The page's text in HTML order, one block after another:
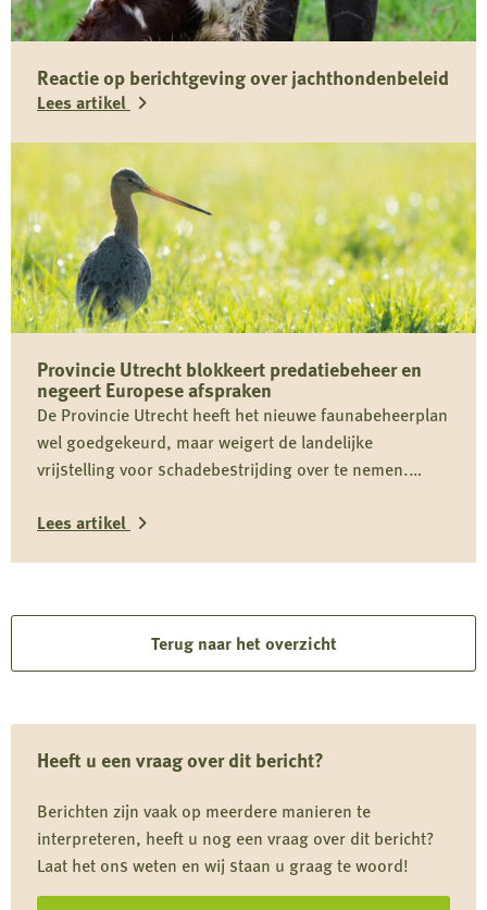
Heeft u een vraag over dit bericht?
Berichten zijn vaak op meerdere manieren te
interpreteren, heeft u nog een vraag over dit bericht?
Laat het ons weten en wij staan u graag te woord!
Reactie op berichtgeving over jachthondenbeleid
Lees artikel
Lees
meer
over
Reactie
op
berichtgeving
over
jachthondenbeleid
Provincie Utrecht blokkeert predatiebeheer en
negeert Europese afspraken
De Provincie Utrecht heeft het nieuwe faunabeheerplan
wel goedgekeurd, maar weigert de landelijke
vrijstelling voor schadebestrijding over te nemen.
juist in een cruciale periode voor weidevogels zoals de
Lees artikel
Provincie
blokkeert
predatiebeheer
negeert
Europese
Terug naar het overzicht